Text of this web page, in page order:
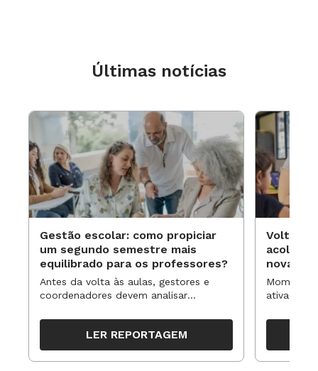
Últimas notícias
Gestão escolar: como propiciar
um segundo semestre mais
equilibrado para os professores?
Antes da volta às aulas, gestores e
coordenadores devem analisar
organizar ações para orientar o
trabalho pedagógico ao longo do
período
LER REPORTAGEM
Volta às
novas
ativa
propostas